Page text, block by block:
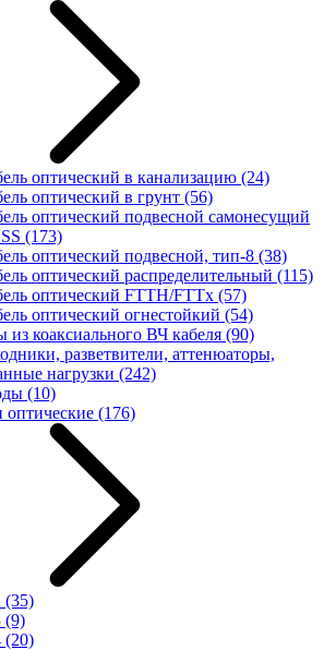
оптический в канализацию (24)
оптический в грунт (56)
оптический подвесной самонесущий
(173)
оптический подвесной, тип-8 (38)
оптический распределительный (115)
оптический FTTH/FTTx (57)
оптический огнестойкий (54)
из коаксиального ВЧ кабеля (90)
разветвители, аттенюаторы,
нагрузки (242)
(10)
оптические (176)
(35)
(9)
(20)